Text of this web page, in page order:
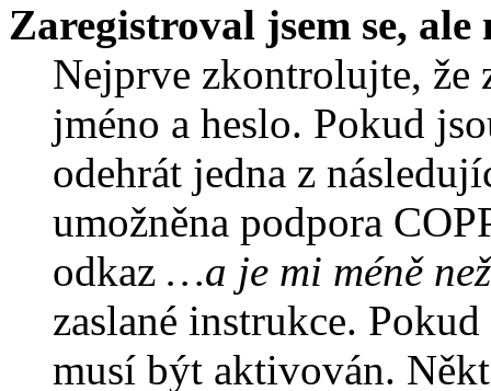
Zaregistroval jsem se,
Nejprve zkontrolujte, že
jméno a heslo. Pokud
odehrát jedna z
umožněna podpora
odkaz …a je mi méně
zaslané instrukce.
musí být aktivován.